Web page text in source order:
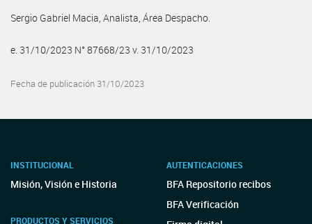
Sergio Gabriel Macia, Analista, Área Despacho.
e. 31/10/2023 N° 87668/23 v. 31/10/2023
Fecha de publicación 31/10/2023
INSTITUCIONAL
Misión, Visión e Historia
PRODUCTOS Y SERVICIOS
AUTENTICACIONES
BFA Repositorio recibos
BFA Verificación